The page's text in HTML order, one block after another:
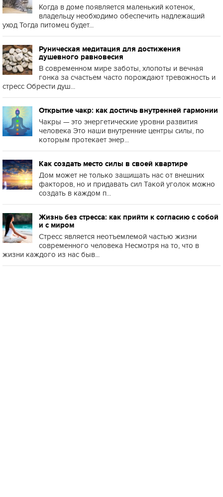
Когда в доме появляется маленький котенок,
владельцу необходимо обеспечить надлежащий
уход Тогда питомец будет...
Руническая медитация для достижения
душевного равновесия
В современном мире заботы, хлопоты и вечная
гонка за счастьем часто порождают тревожность и
стресс Обрести душ...
Открытие чакр: как достичь внутренней гармонии
Чакры — это энергетические уровни развития
человека Это наши внутренние центры силы, по
которым протекает энер...
Как создать место силы в своей квартире
Дом может не только защищать нас от внешних
факторов, но и придавать сил Такой уголок можно
создать в каждом п...
Жизнь без стресса: как прийти к согласию с собой
и с миром
Стресс является неотъемлемой частью жизни
современного человека Несмотря на то, что в
жизни каждого из нас быв...